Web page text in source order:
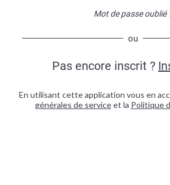
Mot de passe oublié
ou
Pas encore inscrit ?
En utilisant cette application vous en
générales de serviceet la Politique